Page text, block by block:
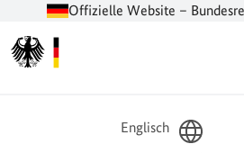
Offizielle Website –
Englisch